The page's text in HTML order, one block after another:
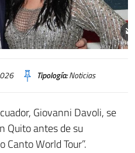
Tipología:Noticias
Giovanni Davoli, se
Quito antes de su
Canto World Tour”.